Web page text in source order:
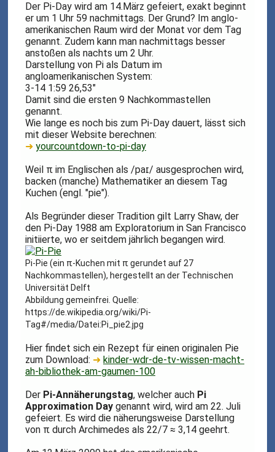
Der Pi-Day wird am 14.März gefeiert, exakt beginnt
er um 1 Uhr 59 nachmittags. Der Grund? Im anglo-
amerikanischen Raum wird der Monat vor dem Tag
genannt. Zudem kann man nachmittags besser
anstoßen als nachts um 2 Uhr.
Darstellung von Pi als Datum im
angloamerikanischen System:
3-14 1:59 26,53"
Damit sind die ersten 9 Nachkommastellen
genannt.
Wie lange es noch bis zum Pi-Day dauert, lässt sich
mit dieser Website berechnen:
➜yourcountdown-to-pi-day
Weil π im Englischen als /paɪ/ ausgesprochen wird,
backen (manche) Mathematiker an diesem Tag
Kuchen (engl. "pie").
Als Begründer dieser Tradition gilt Larry Shaw, der
den Pi-Day 1988 am Exploratorium in San Francisco
initiierte, wo er seitdem jährlich begangen wird.
Pi-Pie (ein π-Kuchen mit π gerundet auf 27
Nachkommastellen), hergestellt an der Technischen
Universität Delft
Abbildung gemeinfrei. Quelle:
https://de.wikipedia.org/wiki/Pi-
Tag#/media/Datei:Pi_pie2.jpg
Hier findet sich ein Rezept für einen originalen Pie
zum Download: ➜ kinder-wdr-de-tv-wissen-macht-
ah-bibliothek-am-gaumen-100
Der Pi-Annäherungstag, welcher auch Pi
Approximation Day genannt wird, wird am 22. Juli
gefeiert. Es wird die näherungsweise Darstellung
von π durch Archimedes als 22/7 ≈ 3,14 geehrt.